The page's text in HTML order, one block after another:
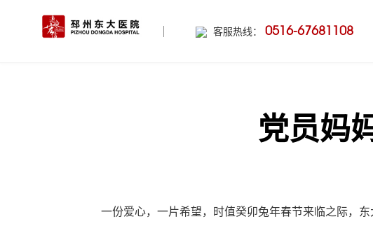
客服热线： 0516-67681108
党员妈
一份爱心，一片希望，时值癸卯兔年春节来临之际，东